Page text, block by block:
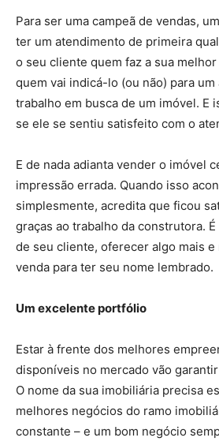
Para ser uma campeã de vendas,
ter um atendimento de primeira
o seu cliente quem faz a sua
quem vai indicá-lo (ou não) para
trabalho em busca de um imóvel. E
se ele se sentiu satisfeito com o
E de nada adianta vender o imóvel
impressão errada. Quando isso
simplesmente, acredita que ficou
graças ao trabalho da construtora.
de seu cliente, oferecer algo mais
venda para ter seu nome lembrado.
Um excelente portfólio
Estar à frente dos melhores
disponíveis no mercado vão
O nome da sua imobiliária precisa
melhores negócios do ramo
constante – e um bom negócio